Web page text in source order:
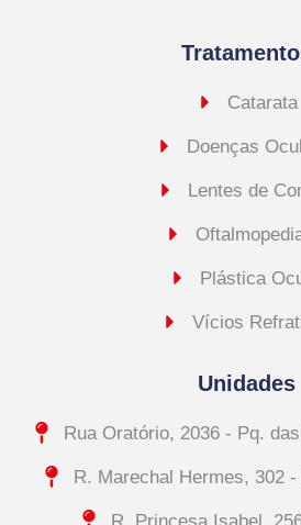
Catarata
Doenças
Lentes de
Plástica
Vícios
Unidades
Rua Oratório, 2036 - Pq.
R. Marechal Hermes, 302
R. Princesa Isabel,